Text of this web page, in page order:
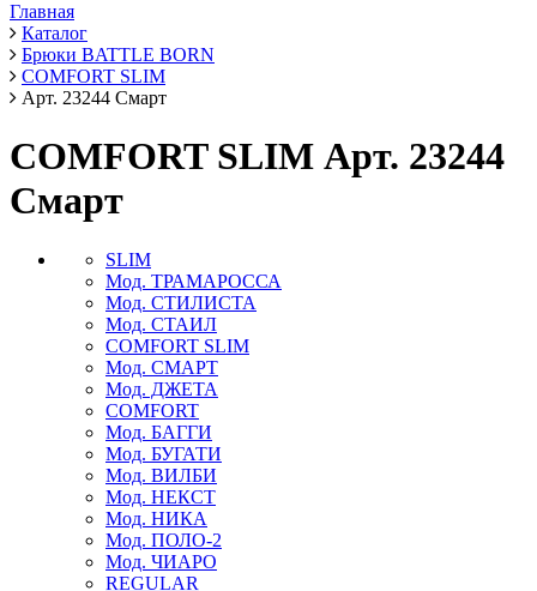
Главная
Каталог
Брюки BATTLE BORN
COMFORT SLIM
Арт. 23244 Смарт
COMFORT SLIM Арт. 23244
Смарт
SLIM
Мод. ТРАМАРОССА
Мод. СТИЛИСТА
Мод. СТАИЛ
COMFORT SLIM
Мод. СМАРТ
Мод. ДЖЕТА
COMFORT
Мод. БАГГИ
Мод. БУГАТИ
Мод. ВИЛБИ
Мод. НЕКСТ
Мод. НИКА
Мод. ПОЛО-2
Мод. ЧИАРО
REGULAR